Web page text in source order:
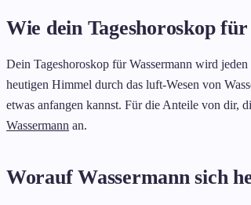
Wie dein Tageshoroskop
Dein Tageshoroskop für Wassermann wird
heutigen Himmel durch das luft-Wesen von
etwas anfangen kannst. Für die Anteile von dir,
Wassermann an.
Worauf Wassermann sich